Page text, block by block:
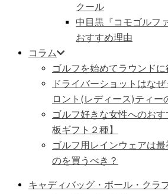
クール
中目黒『コモゴルフ
おすすめ理由
コラム
ゴルフを始めてラウンド
ドライバーショットはな
ロント(レディース)ティー
ゴルフ好きな女性へのお
板ギフト２種】
ゴルフ用レインウェアは
のを買うべき？
キャディバッグ・ボール・クラ